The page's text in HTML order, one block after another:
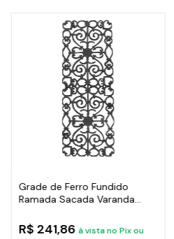
Grade de Ferro Fundido
Ramada Sacada Varanda
R$ 241,86 à vista no Pix ou